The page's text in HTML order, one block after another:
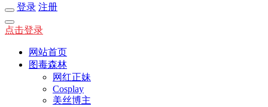
登录 注册
点击登录
网站首页
图毒森林
网红正妹
Cosplay
美丝博主